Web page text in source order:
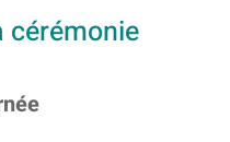
cérémonie